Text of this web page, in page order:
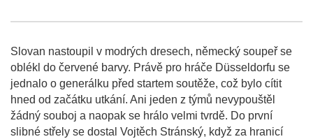
Slovan nastoupil v modrých dresech, německý soupeř se
oblékl do červené barvy. Právě pro hráče Düsseldorfu se
jednalo o generálku před startem soutěže, což bylo cítit
hned od začátku utkání. Ani jeden z týmů nevypouštěl
žádný souboj a naopak se hrálo velmi tvrdě. Do první
slibné střely se dostal Vojtěch Stránský, když za hranicí